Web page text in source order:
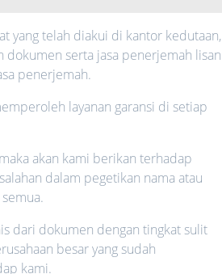
yang telah diakui di kantor kedutaan,
serta jasa penerjemah lisan
penerjemah.
layanan garansi di setiap
akan kami berikan terhadap
dalam pegetikan nama atau
dari dokumen dengan tingkat sulit
besar yang sudah
kami.